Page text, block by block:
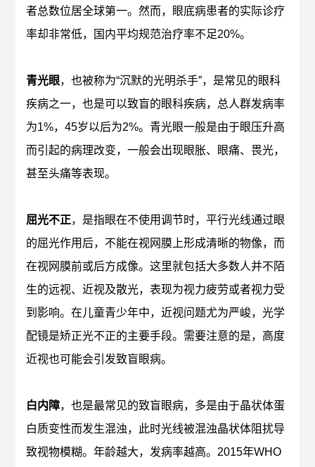
者总数位居全球第一。然而，眼底病患者的实际诊疗
率却非常低，国内平均规范治疗率不足20%。
青光眼，也被称为“沉默的光明杀手”，是常见的眼科
疾病之一，也是可以致盲的眼科疾病，总人群发病率
为1%，45岁以后为2%。青光眼一般是由于眼压升高
而引起的病理改变，一般会出现眼胀、眼痛、畏光，
甚至头痛等表现。
屈光不正，是指眼在不使用调节时，平行光线通过眼
的屈光作用后，不能在视网膜上形成清晰的物像，而
在视网膜前或后方成像。这里就包括大多数人并不陌
生的远视、近视及散光，表现为视力疲劳或者视力受
到影响。在儿童青少年中，近视问题尤为严峻，光学
配镜是矫正光不正的主要手段。需要注意的是，高度
近视也可能会引发致盲眼病。
白内障，也是最常见的致盲眼病，多是由于晶状体蛋
白质变性而发生混浊，此时光线被混浊晶状体阻扰导
致视物模糊。年龄越大，发病率越高。2015年WHO